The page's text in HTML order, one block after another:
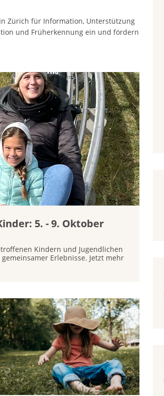
Zürich für Information, Unterstützung
und Früherkennung ein und fördern
5. - 9. Oktober
Kindern und Jugendlichen
Erlebnisse. Jetzt mehr